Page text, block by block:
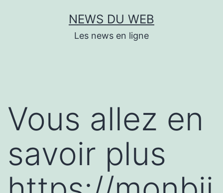
NEWS DU WEB
Les news en ligne
Vous allez en
savoir plus